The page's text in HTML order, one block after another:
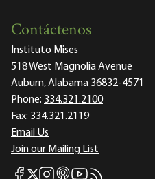
Contáctenos
Instituto Mises
518 West Magnolia Avenue
Auburn, Alabama 36832-4571
Phone: 334.321.2100
Fax: 334.321.2119
Email Us
Join our Mailing List
Mises Facebook
Mises X
Mises Instagram
Mises itunes
Mises Youtube
Mises RSS feed